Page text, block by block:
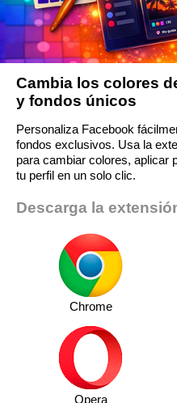
Cambia los colores
y fondos únicos
Personaliza Facebook
fondos exclusivos. Usa la
para cambiar colores, aplicar
tu perfil en un solo clic.
Descarga la
Chrome
Opera